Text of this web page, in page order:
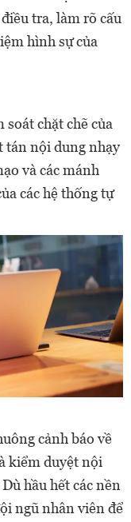
tra, làm rõ cấu
hình sự của
chặt chẽ của
tán nội dung nhạy
và các mánh
các hệ thống tự
cảnh báo về
kiểm duyệt nội
hầu hết các nền
ngũ nhân viên để